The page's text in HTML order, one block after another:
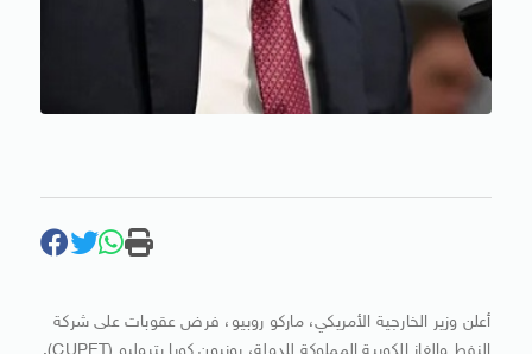
أعلن وزير الخارجية الأمريكي، ماركو روبيو، فرض عقوبات على شركة